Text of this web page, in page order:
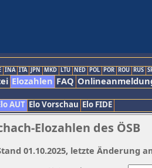
INA ITA JPN MKD LTU NED POL POR ROU RUS
Elozahlen FAQ
AUT Elo Vorschau Elo FIDE
Elozahlen des ÖSB
01.10.2025, letzte Änderung